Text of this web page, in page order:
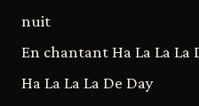
nuit
En chantant Ha La La La
Ha La La La De Day